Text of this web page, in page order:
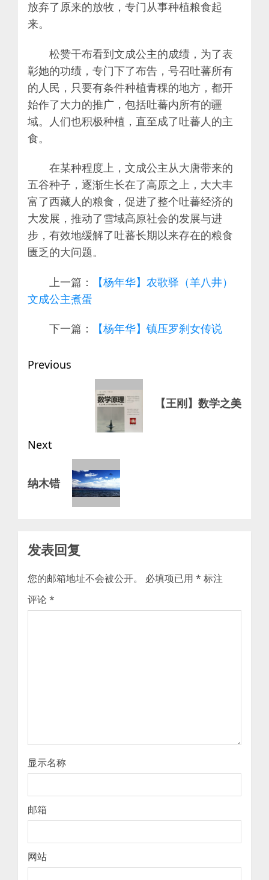
放弃了原来的放牧，专门从事种植粮食起
来。
松赞干布看到文成公主的成绩，为了表
彰她的功绩，专门下了布告，号召吐蕃所有
的人民，只要有条件种植青稞的地方，都开
始作了大力的推广，包括吐蕃内所有的疆
域。人们也积极种植，直至成了吐蕃人的主
食。
在某种程度上，文成公主从大唐带来的
五谷种子，逐渐生长在了高原之上，大大丰
富了西藏人的粮食，促进了整个吐蕃经济的
大发展，推动了雪域高原社会的发展与进
步，有效地缓解了吐蕃长期以来存在的粮食
匮乏的大问题。
上一篇：
【杨年华】农歌驿（羊八井）
文成公主煮蛋
下一篇： 【杨年华】镇压罗刹女传说
Post
navigation
Previous
【王刚】数学之美
Next
post:
纳木错
发表回复
您的邮箱地址不会被公开。 必填项已用 * 标注
评论*
显示名称
邮箱
网站